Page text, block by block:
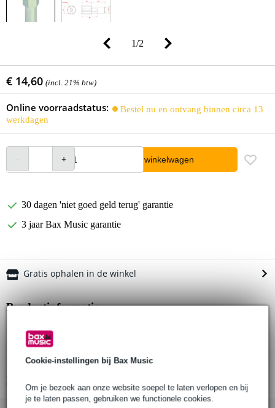
Cookie-instellingen bij Bax Music
Om je bezoek aan onze website soepel te laten verlopen en bij
je te laten passen, gebruiken we functionele cookies.
1/2
€ 14,60 (incl. 21% btw)
Online voorraadstatus:
Bestel nu en ontvang binnen circa 13
werkdagen
In winkelwagen
30 dagen 'niet goed geld terug' garantie
3 jaar Bax Music garantie
Gratis ophalen in de winkel
Productinformatie
Diameter: 19 mm
Materiaal: aluminium
Schroefdraad: M10 (vrouwelijk)